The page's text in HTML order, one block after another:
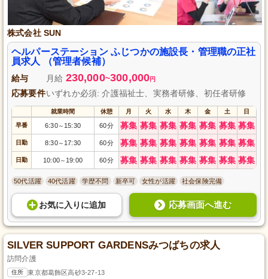
株式会社 SUN
ヘルパーステーション ふじつかの施設長・管理職の正社
員求人 （管理者候補）
給与 月給 230,000~300,000円
応募要件いずれか必須: 介護福祉士、実務者研修、初任者研修
就業時間 休憩 月 火 水 木 金 土 日
早番 6:30～ 15:30 60分 募集 募集 募集 募集 募集 募集 募集
日勤 8:30～ 17:30 60分 募集 募集 募集 募集 募集 募集 募集
日勤 10:00～ 19:00 60分 募集 募集 募集 募集 募集 募集 募集
50代活躍 40代活躍 学歴不問 新卒可 女性が活躍 社会保険完備
お気に入り に追加 応募画面へ進む
SILVER SUPPORT GARDENSみつばちの求人
訪問介護
住所 東京都葛飾区高砂3-27-13